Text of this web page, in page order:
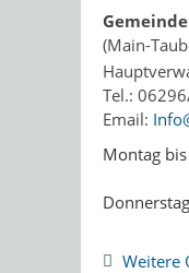
(Main-
Tel.:
Email:
Montag
Donnerstag
Weitere